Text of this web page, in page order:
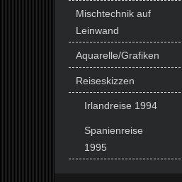
Mischtechnik auf
Leinwand
Aquarelle/Grafiken
Reiseskizzen
Irlandreise 1994
Spanienreise
1995